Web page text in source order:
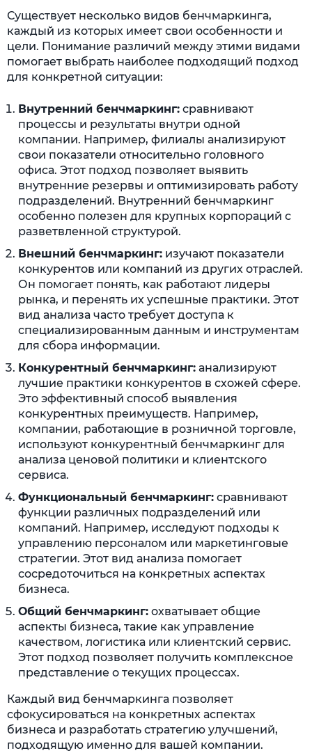
Существует несколько видов бенчмаркинга,
каждый из которых имеет свои особенности и
цели. Понимание различий между этими видами
помогает выбрать наиболее подходящий подход
для конкретной ситуации:
Внутренний бенчмаркинг: сравнивают
процессы и результаты внутри одной
компании. Например, филиалы анализируют
свои показатели относительно головного
офиса. Этот подход позволяет выявить
внутренние резервы и оптимизировать работу
подразделений. Внутренний бенчмаркинг
особенно полезен для крупных корпораций с
разветвленной структурой.
Внешний бенчмаркинг: изучают показатели
конкурентов или компаний из других отраслей.
Он помогает понять, как работают лидеры
рынка, и перенять их успешные практики. Этот
вид анализа часто требует доступа к
специализированным данным и инструментам
для сбора информации.
Конкурентный бенчмаркинг: анализируют
лучшие практики конкурентов в схожей сфере.
Это эффективный способ выявления
конкурентных преимуществ. Например,
компании, работающие в розничной торговле,
используют конкурентный бенчмаркинг для
анализа ценовой политики и клиентского
сервиса.
Функциональный бенчмаркинг: сравнивают
функции различных подразделений или
компаний. Например, исследуют подходы к
управлению персоналом или маркетинговые
стратегии. Этот вид анализа помогает
сосредоточиться на конкретных аспектах
бизнеса.
Общий бенчмаркинг: охватывает общие
аспекты бизнеса, такие как управление
качеством, логистика или клиентский сервис.
Этот подход позволяет получить комплексное
представление о текущих процессах.
Каждый вид бенчмаркинга позволяет
сфокусироваться на конкретных аспектах
бизнеса и разработать стратегию улучшений,
подходящую именно для вашей компании.